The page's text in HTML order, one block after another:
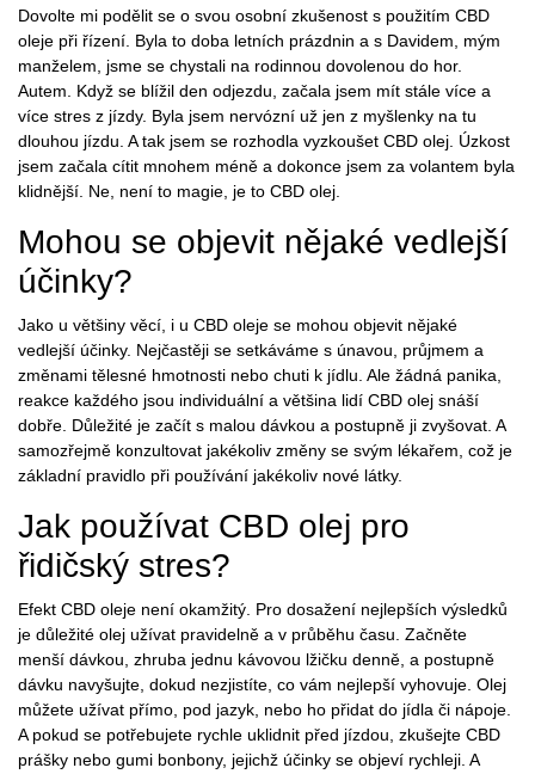
Dovolte mi podělit se o svou osobní zkušenost s použitím CBD
oleje při řízení. Byla to doba letních prázdnin a s Davidem, mým
manželem, jsme se chystali na rodinnou dovolenou do hor.
Autem. Když se blížil den odjezdu, začala jsem mít stále více a
více stres z jízdy. Byla jsem nervózní už jen z myšlenky na tu
dlouhou jízdu. A tak jsem se rozhodla vyzkoušet CBD olej. Úzkost
jsem začala cítit mnohem méně a dokonce jsem za volantem byla
klidnější. Ne, není to magie, je to CBD olej.
Mohou se objevit nějaké vedlejší
účinky?
Jako u většiny věcí, i u CBD oleje se mohou objevit nějaké
vedlejší účinky. Nejčastěji se setkáváme s únavou, průjmem a
změnami tělesné hmotnosti nebo chuti k jídlu. Ale žádná panika,
reakce každého jsou individuální a většina lidí CBD olej snáší
dobře. Důležité je začít s malou dávkou a postupně ji zvyšovat. A
samozřejmě konzultovat jakékoliv změny se svým lékařem, což je
základní pravidlo při používání jakékoliv nové látky.
Jak používat CBD olej pro
řidičský stres?
Efekt CBD oleje není okamžitý. Pro dosažení nejlepších výsledků
je důležité olej užívat pravidelně a v průběhu času. Začněte
menší dávkou, zhruba jednu kávovou lžičku denně, a postupně
dávku navyšujte, dokud nezjistíte, co vám nejlepší vyhovuje. Olej
můžete užívat přímo, pod jazyk, nebo ho přidat do jídla či nápoje.
A pokud se potřebujete rychle uklidnit před jízdou, zkušejte CBD
prášky nebo gumi bonbony, jejichž účinky se objeví rychleji. A